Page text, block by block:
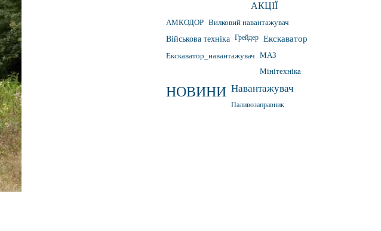
АКЦІЇ
АМКОДОР Вилковий навантажувач
Військова техніка Грейдер Екскаватор
Екскаватор_навантажувач МАЗ
Мінітехніка
НОВИНИ Навантажувач
Паливозаправник